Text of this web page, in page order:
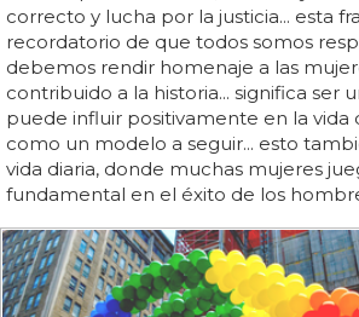
correcto y lucha por la justicia... esta
recordatorio de que todos somos
debemos rendir homenaje a las
contribuido a la historia... significa ser
puede influir positivamente en la vida
como un modelo a seguir... esto
vida diaria, donde muchas mujeres
fundamental en el éxito de los